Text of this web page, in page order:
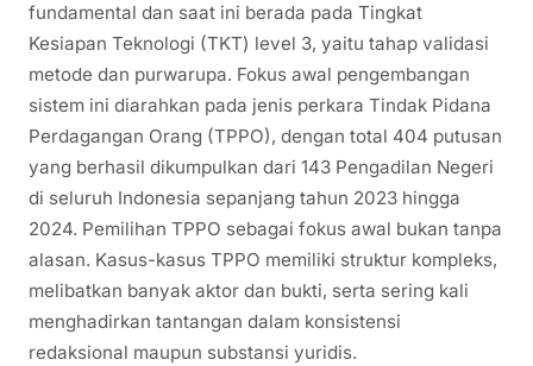
fundamental dan saat ini berada pada Tingkat
Kesiapan Teknologi (TKT) level 3, yaitu tahap validasi
metode dan purwarupa. Fokus awal pengembangan
sistem ini diarahkan pada jenis perkara Tindak Pidana
Perdagangan Orang (TPPO), dengan total 404 putusan
yang berhasil dikumpulkan dari 143 Pengadilan Negeri
di seluruh Indonesia sepanjang tahun 2023 hingga
2024. Pemilihan TPPO sebagai fokus awal bukan tanpa
alasan. Kasus-kasus TPPO memiliki struktur kompleks,
melibatkan banyak aktor dan bukti, serta sering kali
menghadirkan tantangan dalam konsistensi
redaksional maupun substansi yuridis.